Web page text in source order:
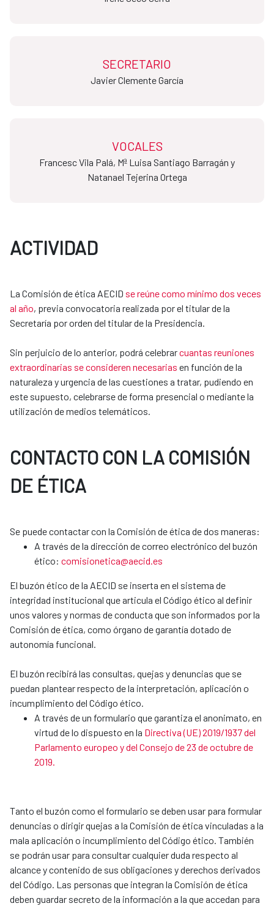
SECRETARIO
​​​​​​​Javier Clemente García
VOCALES
Francesc Vila Palá, Mª Luisa Santiago Barragán y
Natanael Tejerina Ortega
ACTIVIDAD
La Comisión de ética AECID se reúne como mínimo dos veces
al año, previa convocatoria realizada por el titular de la
Secretaría por orden del titular de la Presidencia.
Sin perjuicio de lo anterior, podrá celebrarcuantas reuniones
extraordinarias se consideren necesarias en función de la
naturaleza y urgencia de las cuestiones a tratar, pudiendo en
este supuesto, celebrarse de forma presencial o mediante la
utilización de medios telemáticos.
CONTACTO CON LA COMISIÓN
DE ÉTICA
​​​​​​​Se puede contactar con la Comisión de ética de dos maneras:
A través de la dirección de correo electrónico del buzón
ético: comisionetica@aecid.es
El buzón ético de la AECID se inserta en el sistema de
integridad institucional que articula el Código ético al definir
unos valores y normas de conducta que son informados por la
Comisión de ética, como órgano de garantía dotado de
autonomía funcional.
El buzón recibirá las consultas, quejas y denuncias que se
puedan plantear respecto de la interpretación, aplicación o
incumplimiento del Código ético.
A través de un formulario que garantiza el anonimato, en
virtud de lo dispuesto en la Directiva (UE) 2019/1937 del
Parlamento europeo y del Consejo de 23 de octubre de
2019.
Tanto el buzón como el formulario se deben usar para formular
denuncias o dirigir quejas a la Comisión de ética vinculadas a la
mala aplicación o incumplimiento del Código ético. También
se podrán usar para consultar cualquier duda respecto al
alcance y contenido de sus obligaciones y derechos derivados
del Código. Las personas que integran la Comisión de ética
deben guardar secreto de la información a la que accedan para